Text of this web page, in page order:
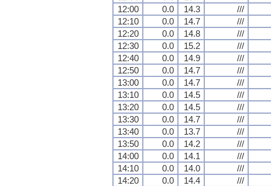
12:00
0.0 14.3 ///
12:10
0.0 14.7 ///
12:20
0.0 14.8 ///
12:30
0.0 15.2 ///
12:40
0.0 14.9 ///
12:50
0.0 14.7 ///
13:00
0.0 14.7 ///
13:10
0.0 14.5 ///
13:20
0.0 14.5 ///
13:30
0.0 14.7 ///
13:40
0.0 13.7 ///
13:50
0.0 14.2 ///
14:00
0.0 14.1 ///
14:10
0.0 14.0 ///
14:20
0.0 14.4 ///